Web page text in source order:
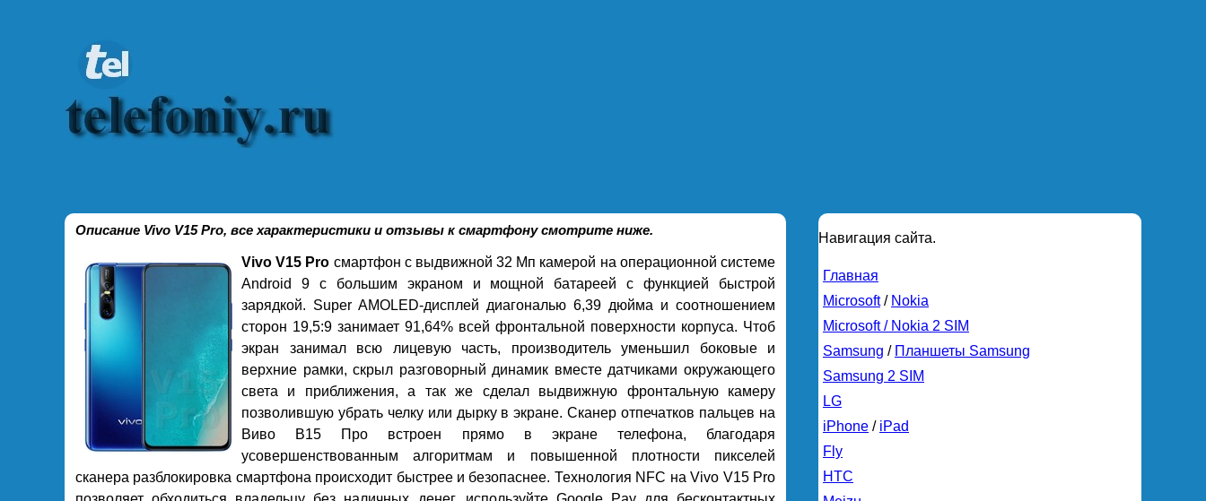
Описание Vivo V15 Pro, все характеристики и отзывы к смартфону смотрите ниже.
Vivo V15 Pro смартфон с выдвижной 32 Мп камерой на операционной системе
Android 9 с большим экраном и мощной батареей с функцией быстрой
зарядкой. Super AMOLED-дисплей диагональю 6,39 дюйма и соотношением
сторон 19,5:9 занимает 91,64% всей фронтальной поверхности корпуса. Чтоб
экран занимал всю лицевую часть, производитель уменьшил боковые и
верхние рамки, скрыл разговорный динамик вместе датчиками окружающего
света и приближения, а так же сделал выдвижную фронтальную камеру
позволившую убрать челку или дырку в экране. Сканер отпечатков пальцев на
Виво В15 Про встроен прямо в экране телефона, благодаря
усовершенствованным алгоритмам и повышенной плотности пикселей
сканера разблокировка смартфона происходит быстрее и безопаснее. Технология NFC на Vivo V15 Pro
Навигация сайта.
Главная
Microsoft/ Nokia
Microsoft / Nokia 2 SIM
Samsung / Планшеты Samsung
Samsung 2 SIM
LG
iPhone / iPad
Fly
HTC